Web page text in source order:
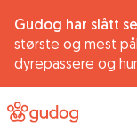
Gudog har slått
største og mest
dyrepassere og